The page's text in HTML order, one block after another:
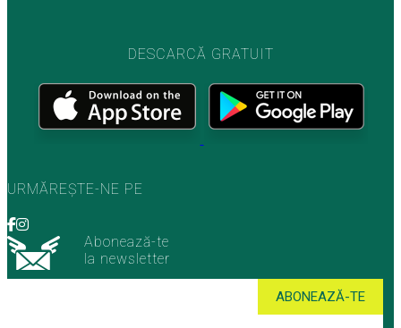
DESCARCĂ GRATUIT
URMĂREȘTE-NE PE
Abonează-te
la newsletter